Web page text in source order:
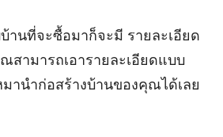
านที่จะซื้อมาก็จะมี รายละเอียด
ามารถเอารายละเอียดแบบ
านำก่อสร้างบ้านของคุณได้เลย